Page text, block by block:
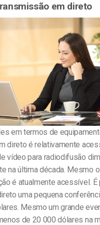
em direto
em termos de
direto é relativamente
vídeo para radiodifusão
na última década. Mesmo
é atualmente acessível.
uma pequena
Mesmo um grande
de 20 000 dólares na